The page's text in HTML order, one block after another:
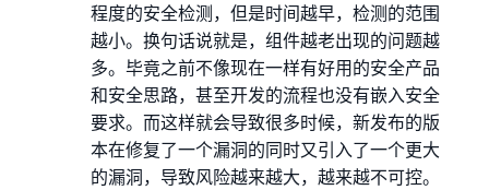
程度的安全检测，但是时间越早，检测的范围
越小。换句话说就是，组件越老出现的问题越
多。毕竟之前不像现在一样有好用的安全产品
和安全思路，甚至开发的流程也没有嵌入安全
要求。而这样就会导致很多时候，新发布的版
本在修复了一个漏洞的同时又引入了一个更大
的漏洞，导致⻛险越来越大，越来越不可控。